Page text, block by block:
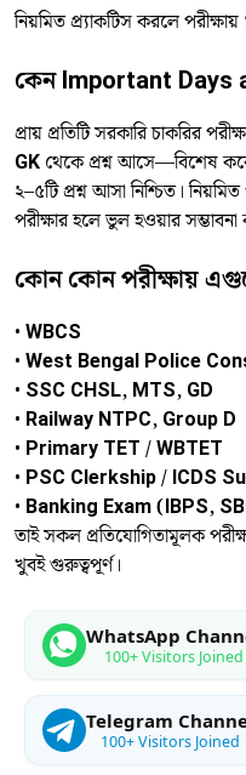
নিয়মিত প্র্যাকটিস করলে
কেন Important Days
প্রায় প্রতিটি সরকারি চাকরির
GK থেকে প্রশ্ন আসে—বিশেষ
২–৫টি প্রশ্ন আসা নিশ্চিত।
পরীক্ষার হলে ভুল হওয়ার
কোন কোন পরীক্ষায়
• WBCS
• West Bengal Police
• SSC CHSL, MTS, GD
• Railway NTPC, Group D
• Primary TET / WBTET
• PSC Clerkship / ICDS
• Banking Exam (IBPS,
তাই সকল প্রতিযোগিতামূলক
খুবই গুরুত্বপূর্ণ।
WhatsApp
100+ Visitors Joined
Telegram
100+ Visitors Joined